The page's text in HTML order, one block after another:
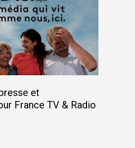
et
France TV & Radio